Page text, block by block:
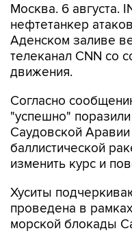
Москва. 6 августа.
нефтетанкер
Аденском заливе
телеканал CNN со
движения.
Согласно
"успешно"
Саудовской Аравии
баллистической
изменить курс и
Хуситы
проведена в
морской блокады